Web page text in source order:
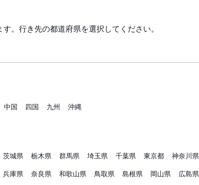
。行き先の都道府県を選択してください。
中国 四国 九州 沖縄
茨城県 栃木県 群馬県 埼玉県 千葉県 東京都 神奈川県
兵庫県 奈良県 和歌山県 鳥取県 島根県 岡山県 広島県